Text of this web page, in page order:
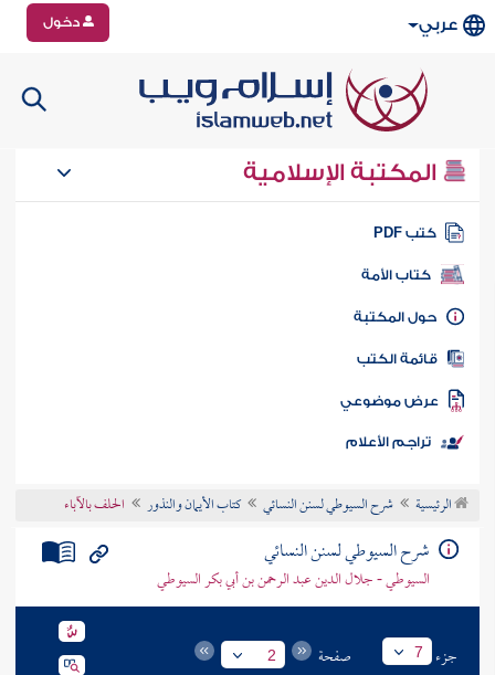
عربي دخول
المكتبة الإسلامية
كتب PDF
كتاب الأمة
المكتبة
الكتب
موضوعي
تراجم الأعلام
الرئيسية شرح السيوطي لسنن النسائي كتاب الأيمان والنذور الحلف بالآباء
شرح السيوطي لسنن النسائي
السيوطي - جلال الدين عبد الرحمن بن أبي بكر السيوطي
جزء 7 صفحة 2